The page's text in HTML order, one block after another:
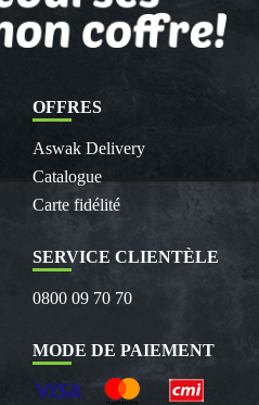
OFFRES
Aswak Delivery
Catalogue
Carte fidélité
SERVICE CLIENTÈLE
0800 09 70 70
MODE DE PAIEMENT